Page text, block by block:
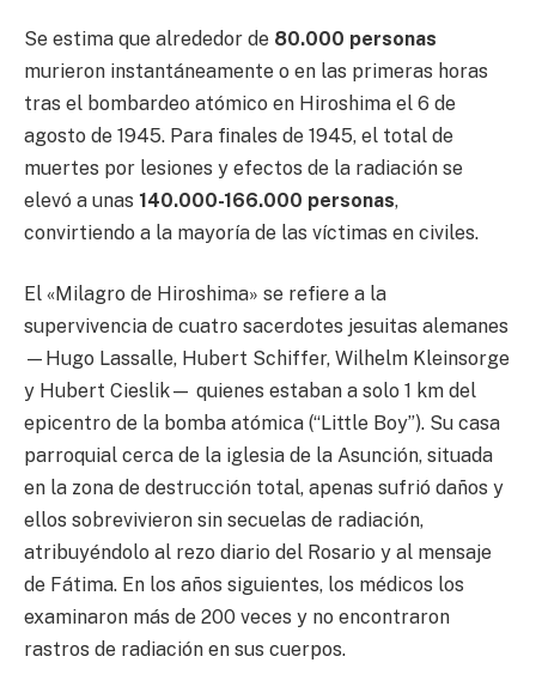
Se estima que alrededor de 80.000 personas
murieron instantáneamente o en las primeras horas
tras el bombardeo atómico en Hiroshima el 6 de
agosto de 1945. Para finales de 1945, el total de
muertes por lesiones y efectos de la radiación se
elevó a unas 140.000-166.000 personas,
convirtiendo a la mayoría de las víctimas en civiles.
El «Milagro de Hiroshima» se refiere a la
supervivencia de cuatro sacerdotes jesuitas alemanes
—Hugo Lassalle, Hubert Schiffer, Wilhelm Kleinsorge
y Hubert Cieslik— quienes estaban a solo 1 km del
epicentro de la bomba atómica (“Little Boy”). Su casa
parroquial cerca de la iglesia de la Asunción, situada
en la zona de destrucción total, apenas sufrió daños y
ellos sobrevivieron sin secuelas de radiación,
atribuyéndolo al rezo diario del Rosario y al mensaje
de Fátima. En los años siguientes, los médicos los
examinaron más de 200 veces y no encontraron
rastros de radiación en sus cuerpos.